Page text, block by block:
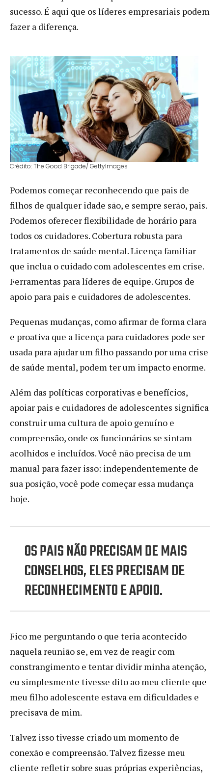
sucesso. É aqui que os líderes empresariais podem
fazer a diferença.
Crédito: The Good Brigade / GettyImages
Podemos começar reconhecendo que pais de
filhos de qualquer idade são, e sempre serão, pais.
Podemos oferecer flexibilidade de horário para
todos os cuidadores. Cobertura robusta para
tratamentos de saúde mental. Licença familiar
que inclua o cuidado com adolescentes em crise.
Ferramentas para líderes de equipe. Grupos de
apoio para pais e cuidadores de adolescentes.
Pequenas mudanças, como afirmar de forma clara
e proativa que a licença para cuidadores pode ser
usada para ajudar um filho passando por uma crise
de saúde mental, podem ter um impacto enorme.
Além das políticas corporativas e benefícios,
apoiar pais e cuidadores de adolescentes significa
construir uma cultura de apoio genuíno e
compreensão, onde os funcionários se sintam
acolhidos e incluídos. Você não precisa de um
manual para fazer isso: independentemente de
sua posição, você pode começar essa mudança
hoje.
OS PAIS NÃO PRECISAM DE MAIS
CONSELHOS, ELES PRECISAM DE
RECONHECIMENTO E APOIO.
Fico me perguntando o que teria acontecido
naquela reunião se, em vez de reagir com
constrangimento e tentar dividir minha atenção,
eu simplesmente tivesse dito ao meu cliente que
meu filho adolescente estava em dificuldades e
precisava de mim.
Talvez isso tivesse criado um momento de
conexão e compreensão. Talvez fizesse meu
cliente refletir sobre suas próprias experiências,